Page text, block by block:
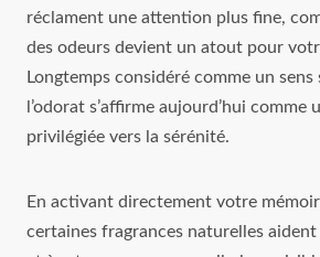
réclament une attention plus fine,
des odeurs devient un atout pour
Longtemps considéré comme un sens
l’odorat s’affirme aujourd’hui comme
privilégiée vers la sérénité.
En activant directement votre
certaines fragrances naturelles aident